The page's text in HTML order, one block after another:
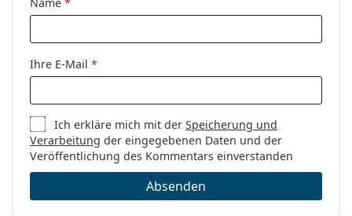
Ihre E-Mail *
Ich erkläre mich mit derSpeicherung und
Verarbeitung der eingegebenen Daten und der
Veröffentlichung des Kommentars einverstanden
Absenden